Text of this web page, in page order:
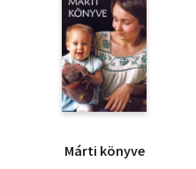
Szótár, nyelvkönyv
Tankönyv, segédkönyv
Társadalomtudomány
Történelem
Márti könyve